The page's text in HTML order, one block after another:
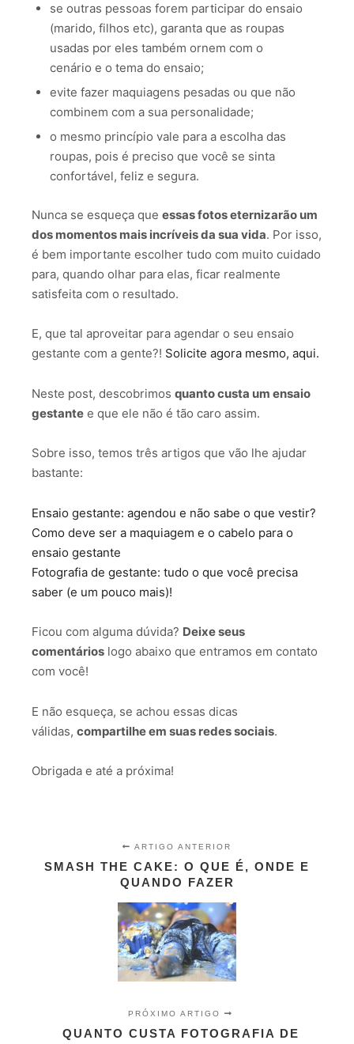
se outras pessoas forem participar do ensaio
(marido, filhos etc), garanta que as roupas
usadas por eles também ornem com o
cenário e o tema do ensaio;
evite fazer maquiagens pesadas ou que não
combinem com a sua personalidade;
o mesmo princípio vale para a escolha das
roupas, pois é preciso que você se sinta
confortável, feliz e segura.
Nunca se esqueça que essas fotos eternizarão um
dos momentos mais incríveis da sua vida. Por isso,
é bem importante escolher tudo com muito cuidado
para, quando olhar para elas, ficar realmente
satisfeita com o resultado.
E, que tal aproveitar para agendar o seu ensaio
gestante com a gente?! Solicite agora mesmo, aqui.
Neste post, descobrimos quanto custa um ensaio
gestante e que ele não é tão caro assim.
Sobre isso, temos três artigos que vão lhe ajudar
bastante:
Ensaio gestante: agendou e não sabe o que vestir?
Como deve ser a maquiagem e o cabelo para o
ensaio gestante
Fotografia de gestante: tudo o que você precisa
saber (e um pouco mais)!
Ficou com alguma dúvida? Deixe seus
comentários logo abaixo que entramos em contato
com você!
E não esqueça, se achou essas dicas
válidas, compartilhe em suas redes sociais.
Obrigada e até a próxima!
ARTIGO ANTERIOR
SMASH THE CAKE: O QUE É, ONDE E
QUANDO FAZER
PRÓXIMO ARTIGO
QUANTO CUSTA FOTOGRAFIA DE